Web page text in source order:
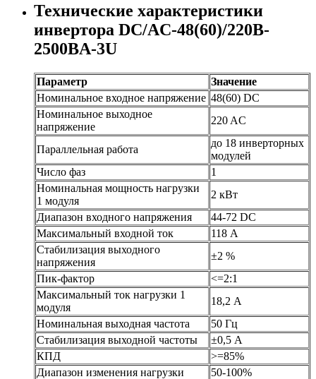
Технические характеристики
инвертора DC/AC-48(60)/220B-
2500BA-3U
Параметр
Значение
Номинальное входное напряжение 48(60) DC
Номинальное выходное
напряжение
220 AC
Параллельная работа
до 18 инверторных
модулей
Число фаз
1
Номинальная мощность нагрузки
1 модуля
2 кВт
Диапазон входного напряжения
44-72 DC
Максимальный входной ток
118 А
Стабилизация выходного
напряжения
±2 %
Пик-фактор
<=2:1
Максимальный ток нагрузки 1
модуля
18,2 А
Номинальная выходная частота
50 Гц
Стабилизация выходной частоты
±0,5 А
КПД
>=85%
Диапазон изменения нагрузки
50-100%